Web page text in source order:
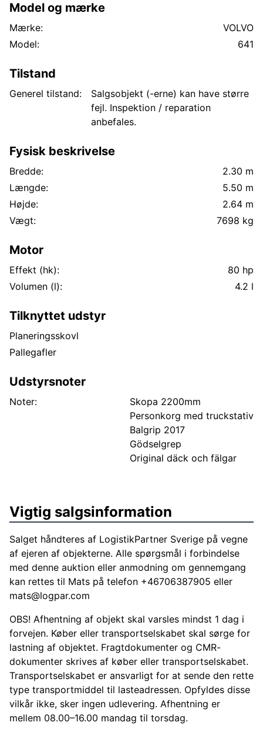
Model og mærke
Mærke:
VOLVO
Model:
641
Tilstand
Generel tilstand:
Salgsobjekt (-erne) kan have større
fejl. Inspektion / reparation
anbefales.
Fysisk beskrivelse
Bredde:
2.30 m
Længde:
5.50 m
Højde:
2.64 m
Vægt:
7698 kg
Motor
Effekt (hk):
80 hp
Volumen (l):
4.2 l
Tilknyttet udstyr
Planeringsskovl
Pallegafler
Udstyrsnoter
Noter:
Skopa 2200mm
Personkorg med truckstativ
Balgrip 2017
Gödselgrep
Original däck och fälgar
Vigtig salgsinformation
Salget håndteres af LogistikPartner Sverige på vegne
af ejeren af objekterne. Alle spørgsmål i forbindelse
med denne auktion eller anmodning om gennemgang
kan rettes til Mats på telefon +46706387905 eller
mats@logpar.com
OBS! Afhentning af objekt skal varsles mindst 1 dag i
forvejen. Køber eller transportselskabet skal sørge for
lastning af objektet. Fragtdokumenter og CMR-
dokumenter skrives af køber eller transportselskabet.
Transportselskabet er ansvarligt for at sende den rette
type transportmiddel til lasteadressen. Opfyldes disse
vilkår ikke, sker ingen udlevering. Afhentning er
mellem 08.00–16.00 mandag til torsdag.